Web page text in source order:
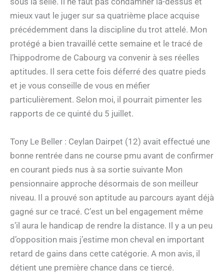
mieux vaut le juger sur sa quatrième place acquise
précédemment dans la discipline du trot attelé. Mon
protégé a bien travaillé cette semaine et le tracé de
l’hippodrome de Cabourg va convenir à ses réelles
aptitudes. Il sera cette fois déferré des quatre pieds
et je vous conseille de vous en méfier
particulièrement. Selon moi, il pourrait pimenter les
rapports de ce quinté du 5 juillet.
Tony Le Beller : Ceylan Dairpet (12) avait effectué une
bonne rentrée dans ne course pmu avant de confirmer
en courant pieds nus à sa sortie suivante Mon
pensionnaire approche désormais de son meilleur
niveau. Il a prouvé son aptitude au parcours ayant déjà
gagné sur ce tracé. C’est un bel engagement même
s’il aura le handicap de rendre la distance. Il y a un peu
d’opposition mais j’estime mon cheval en important
retard de gains dans cette catégorie. A mon avis, il
détient une première chance dans ce tiercé.